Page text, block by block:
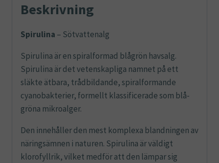
Beskrivning
Spirulina – Sötvattenalg
Spirulina är en spiralformad blågrön havsalg.
Spirulina är det vetenskapliga namnet på ett
släkte ätbara, trådbildande, spiralformande
cyanobakterier, formellt klassificerade som blå-
gröna mikroalger.
Den innehåller den mest komplexa blandningen av
näringsämnen i naturen. Spirulina är väldigt
klorofyllrik, vilket medför att den lämpar sig